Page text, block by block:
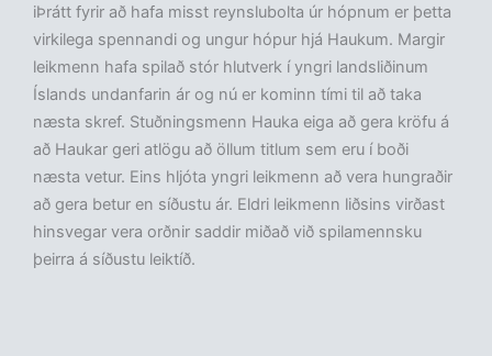
iÞrátt fyrir að hafa misst reynslubolta úr hópnum er þetta
virkilega spennandi og ungur hópur hjá Haukum. Margir
leikmenn hafa spilað stór hlutverk í yngri landsliðinum
Íslands undanfarin ár og nú er kominn tími til að taka
næsta skref. Stuðningsmenn Hauka eiga að gera kröfu á
að Haukar geri atlögu að öllum titlum sem eru í boði
næsta vetur. Eins hljóta yngri leikmenn að vera hungraðir
að gera betur en síðustu ár. Eldri leikmenn liðsins virðast
hinsvegar vera orðnir saddir miðað við spilamennsku
þeirra á síðustu leiktíð.